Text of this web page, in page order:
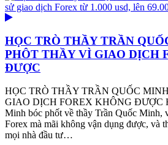
HỌC TRÒ THẦY TRẦN
PHÔT THẦY VÌ GIAO DỊCH
ĐƯỢC
HỌC TRÒ THẦY TRẦN QUỐC
GIAO DỊCH FOREX KHÔNG ĐƯỢC
Minh bóc phốt về thầy Trần Quốc Minh,
Forex mà mãi không vận dụng được, và
mọi nhà đầu tư…